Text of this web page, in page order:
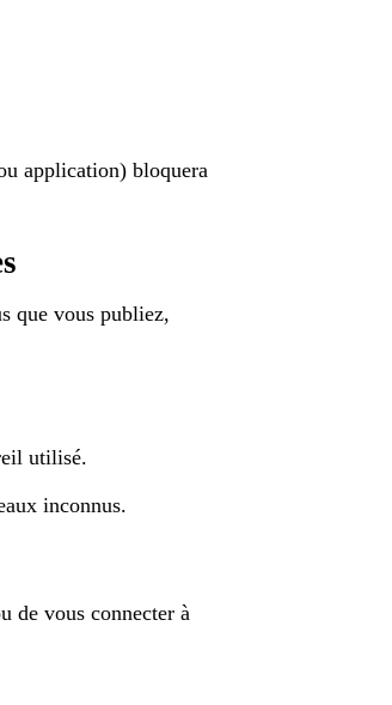
application) bloquera
que vous publiez,
utilisé.
inconnus.
de vous connecter à